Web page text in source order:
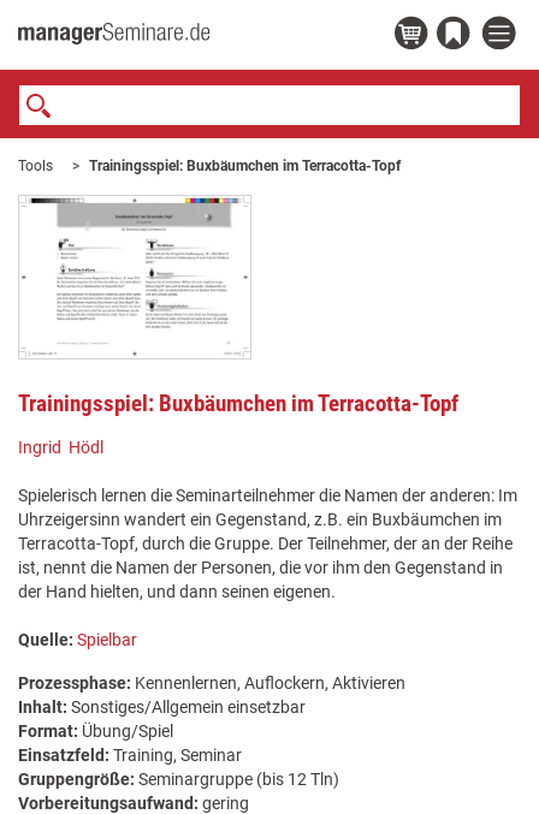
Tools Trainingsspiel: Buxbäumchen im Terracotta-Topf
Trainingsspiel: Buxbäumchen im Terracotta-Topf
Ingrid Hödl
Spielerisch lernen die Seminarteilnehmer die Namen der anderen: Im
Uhrzeigersinn wandert ein Gegenstand, z.B. ein Buxbäumchen im
Terracotta-Topf, durch die Gruppe. Der Teilnehmer, der an der Reihe
ist, nennt die Namen der Personen, die vor ihm den Gegenstand in
der Hand hielten, und dann seinen eigenen.
Quelle: Spielbar
Prozessphase: Kennenlernen, Auflockern, Aktivieren
Inhalt: Sonstiges/Allgemein einsetzbar
Format: Übung/Spiel
Einsatzfeld: Training, Seminar
Gruppengröße: Seminargruppe (bis 12 Tln)
Vorbereitungsaufwand: gering